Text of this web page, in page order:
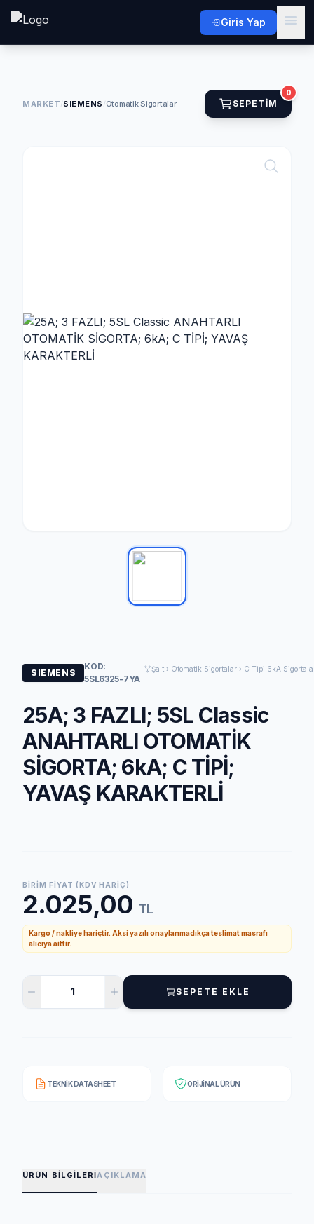
Giris Yap
MARKET/SIEMENS /Otomatik Sigortalar SEPETIM
0
SIEMENS
KOD:
5SL6325-7YA
Şalt › Otomatik Sigortalar › C Tipi 6kA
25A; 3 FAZLI; 5SL Classic
ANAHTARLI OTOMATİK
SİGORTA; 6kA; C TİPİ;
YAVAŞ KARAKTERLİ
BIRIM FIYAT (KDV HARIÇ)
2.025,00 TL
Kargo / nakliye hariçtir. Aksi yazılı onaylanmadıkça teslimat masrafı
alıcıya aittir.
SEPETE EKLE
TEKNIK DATASHEET ORIJINAL ÜRÜN
ÜRÜN BILGILERIAÇIKLAMA